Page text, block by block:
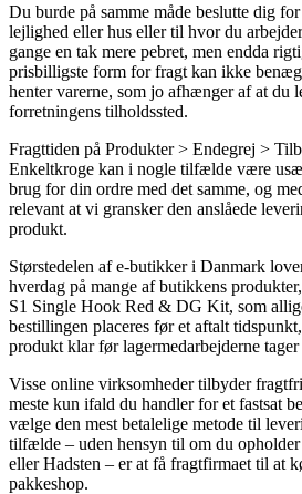
Du burde på samme måde beslutte dig
lejlighed eller hus eller til hvor du
gange en tak mere pebret, men endda
prisbilligste form for fragt kan ikke
henter varerne, som jo afhænger af at du
forretningens tilholdssted.
Fragttiden på Produkter > Endegrej >
Enkeltkroge kan i nogle tilfælde være
brug for din ordre med det samme, og
relevant at vi gransker den anslåede
produkt.
Størstedelen af e-butikker i Danmark
hverdag på mange af butikkens
S1 Single Hook Red & DG Kit, som
bestillingen placeres før et aftalt
produkt klar før lagermedarbejderne tager
Visse online virksomheder tilbyder
meste kun ifald du handler for et fastsat
vælge den mest betalelige metode til
tilfælde – uden hensyn til om du
eller Hadsten – er at få fragtfirmaet til at
pakkeshop.